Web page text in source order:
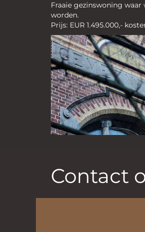
Fraaie gezinswoning
worden.
Prijs: EUR 1.495.000,-
Contact